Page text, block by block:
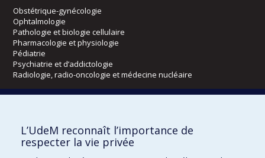
Obstétrique-gynécologie
Ophtalmologie
Pathologie et biologie cellulaire
Pharmacologie et physiologie
Pédiatrie
Psychiatrie et d’addictologie
Radiologie, radio-oncologie et médecine nucléaire
Kinésiologie et des sciences de l’activité physique
Orthophonie et audiologie
L’UdeM reconnaît l’importance de
respecter la vie privée